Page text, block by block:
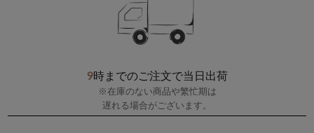
9時までのご注文で当日出荷
※在庫のない商品や繁忙期は
遅れる場合がございます。